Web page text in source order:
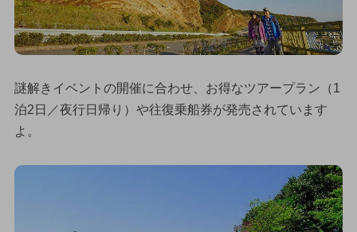
謎解きイベントの開催に合わせ、お得なツアープラン（1
泊2日／夜行日帰り）や往復乗船券が発売されています
よ。